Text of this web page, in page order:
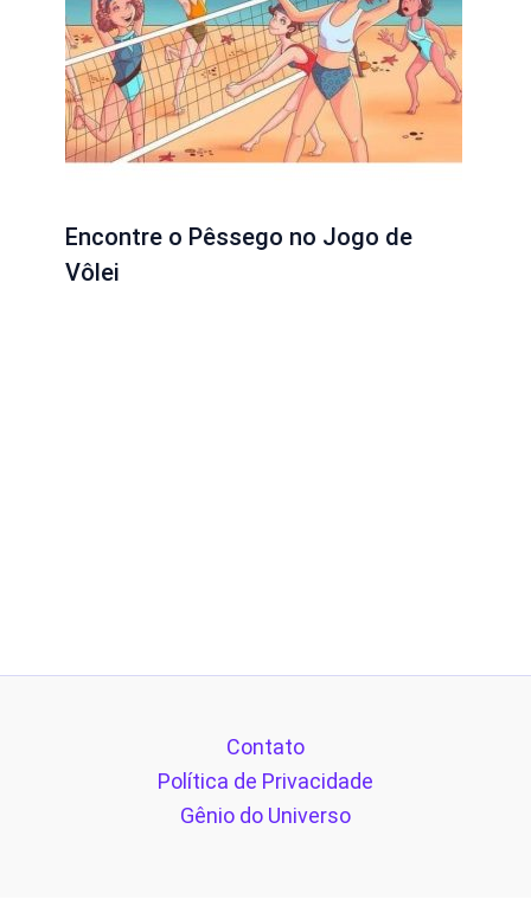
Encontre o Pêssego no Jogo de
Vôlei
Contato
Política de Privacidade
Gênio do Universo